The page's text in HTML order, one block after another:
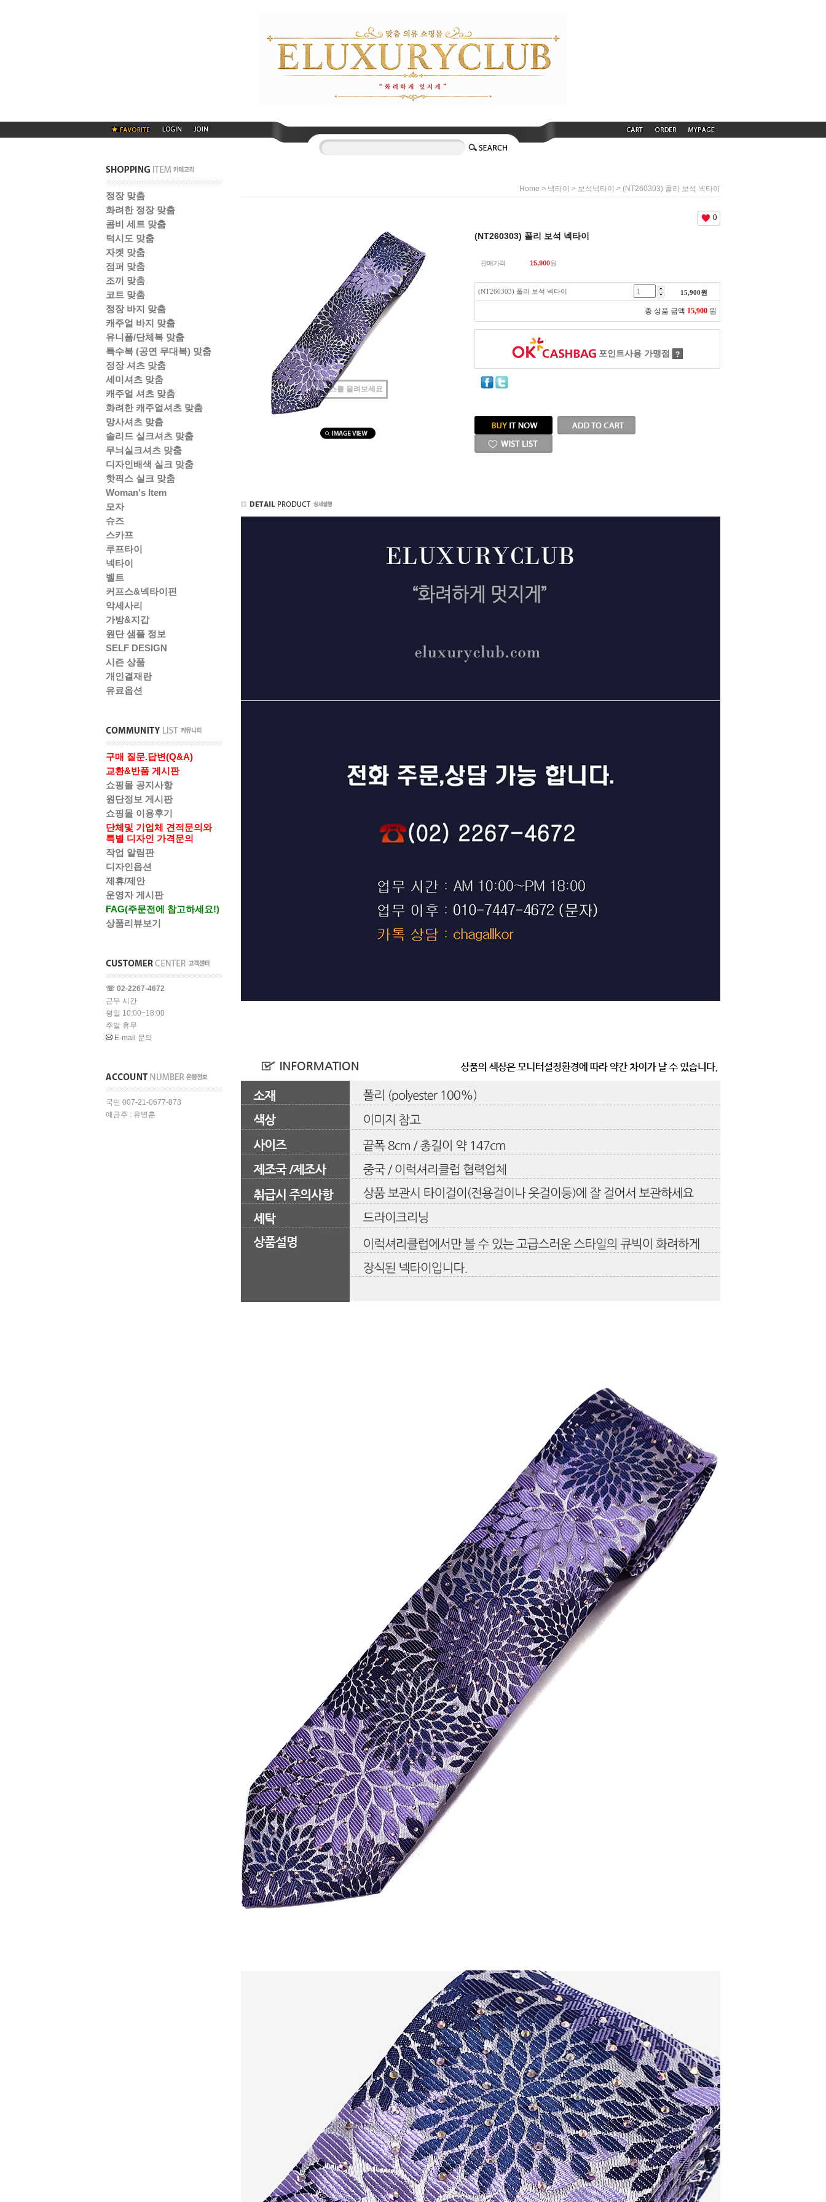
정장 맞춤
화려한 정장 맞춤
콤비 세트 맞춤
턱시도 맞춤
자켓 맞춤
점퍼 맞춤
조끼 맞춤
코트 맞춤
정장 바지 맞춤
캐주얼 바지 맞춤
유니폼/단체복 맞춤
특수복 (공연 무대복) 맞춤
정장 셔츠 맞춤
세미셔츠 맞춤
캐주얼 셔츠 맞춤
화려한 캐주얼셔츠 맞춤
망사셔츠 맞춤
솔리드 실크셔츠 맞춤
무늬실크셔츠 맞춤
디자인배색 실크 맞춤
핫픽스 실크 맞춤
Woman's Item
모자
슈즈
스카프
루프타이
넥타이
벨트
커프스&넥타이핀
악세사리
가방&지갑
원단 샘플 정보
SELF DESIGN
시즌 상품
개인결재란
유료옵션
구매 질문.답변(Q&A)
교환&반품 게시판
쇼핑몰 공지사항
원단정보 게시판
쇼핑몰 이용후기
단체및 기업체 견적문의와
특별 디자인 가격문의
작업 알림판
디자인옵션
제휴/제안
운영자 게시판
FAG(주문전에 참고하세요!)
상품리뷰보기
☏ 02-2267-4672
근무 시간
평일 10:00~18:00
주말 휴무
E-mail 문의
국민 007-21-0677-873
예금주 : 유병훈
Home > 넥타이 > 보석넥타이 > (NT260303) 폴리 보석 넥타이
마우스를 올려보세요
0
(NT260303) 폴리 보석 넥타이
판매가격 15,900원
(NT260303) 폴리 보석 넥타이 15,900원
총 상품 금액 15,900 원
포인트사용 가맹점 ?